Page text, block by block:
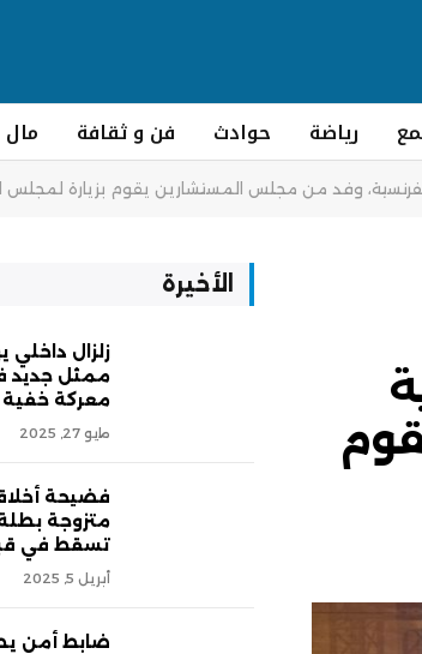
رياضة حوادث فن و ثقافة
وفد من مجلس المستشارين يقوم بزيارة لمجلس
الأخيرة
زلزال داخلي
ممثل جديد
معركة
مايو 27, 2025
فضيحة
متزوجة بطلة
تسقط في
أبريل 5, 2025
ضابط أمن